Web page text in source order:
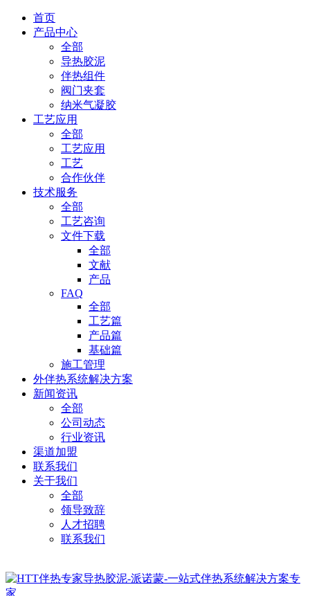
首页
产品中心
全部
导热胶泥
伴热组件
阀门夹套
纳米气凝胶
工艺应用
全部
工艺应用
工艺
合作伙伴
技术服务
全部
工艺咨询
文件下载
全部
文献
产品
FAQ
全部
工艺篇
产品篇
基础篇
施工管理
外伴热系统解决方案
新闻资讯
全部
公司动态
行业资讯
渠道加盟
联系我们
关于我们
全部
领导致辞
人才招聘
联系我们